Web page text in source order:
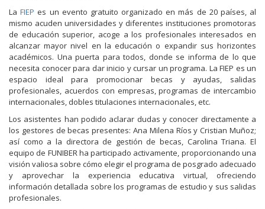
LaFIEP es un evento gratuito organizado en más de 20 países, al
mismo acuden universidades y diferentes instituciones promotoras
de educación superior, acoge a los profesionales interesados en
alcanzar mayor nivel en la educación o expandir sus horizontes
académicos. Una puerta para todos, donde se informa de lo que
necesita conocer para dar inicio y cursar un programa. La FIEP es un
espacio ideal para promocionar becas y ayudas, salidas
profesionales, acuerdos con empresas, programas de intercambio
internacionales, dobles titulaciones internacionales, etc.
Los asistentes han podido aclarar dudas y conocer directamente a
los gestores de becas presentes: Ana Milena Ríos y Cristian Muñoz;
así como a la directora de gestión de becas, Carolina Triana. El
equipo de FUNIBER ha participado activamente, proporcionando una
visión valiosa sobre cómo elegir el programa de posgrado adecuado
y aprovechar la experiencia educativa virtual, ofreciendo
información detallada sobre los programas de estudio y sus salidas
profesionales.